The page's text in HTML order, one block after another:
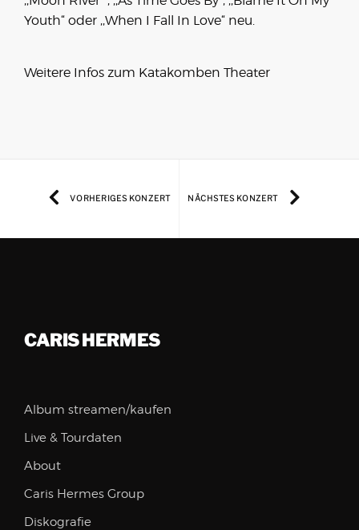
Youth“ oder ,,When I Fall In Love“ neu.
Weitere Infos zum Katakomben Theater
VORHERIGES KONZERT NÄCHSTES KONZERT
CARIS HERMES
Album streamen/kaufen
Live & Tourdaten
About
Caris Hermes Group
Diskografie